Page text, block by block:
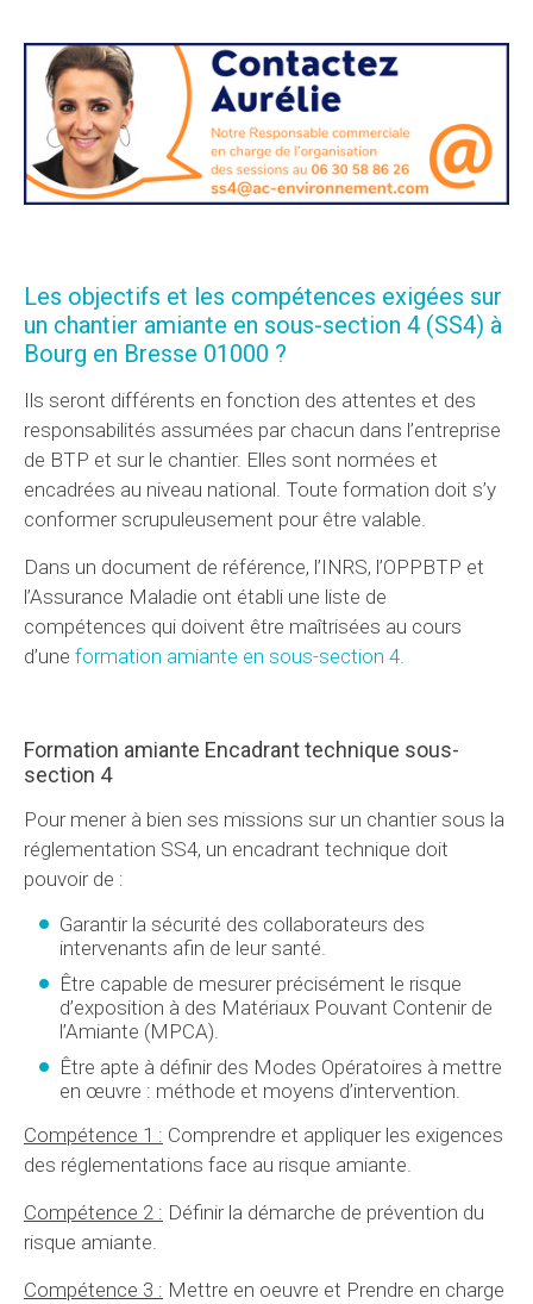
Les objectifs et les compétences exigées sur
un chantier amiante en sous-section 4 (SS4) à
Bourg en Bresse 01000 ?
Ils seront différents en fonction des attentes et des
responsabilités assumées par chacun dans l’entreprise
de BTP et sur le chantier. Elles sont normées et
encadrées au niveau national. Toute formation doit s’y
conformer scrupuleusement pour être valable.
Dans un document de référence, l’INRS, l’OPPBTP et
l’Assurance Maladie ont établi une liste de
compétences qui doivent être maîtrisées au cours
d’une formation amiante en sous-section 4.
Formation amiante Encadrant technique sous-
section 4
Pour mener à bien ses missions sur un chantier sous la
réglementation SS4, un encadrant technique doit
pouvoir de :
Garantir la sécurité des collaborateurs des
intervenants afin de leur santé.
Être capable de mesurer précisément le risque
d’exposition à des Matériaux Pouvant Contenir de
l’Amiante (MPCA).
Être apte à définir des Modes Opératoires à mettre
en œuvre : méthode et moyens d’intervention.
Compétence 1 : Comprendre et appliquer les exigences
des réglementations face au risque amiante.
Compétence 2 : Définir la démarche de prévention du
risque amiante.
Compétence 3 : Mettre en oeuvre et Prendre en charge